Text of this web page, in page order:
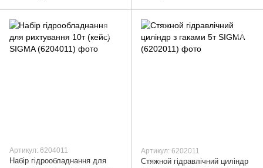
Артикул: 6204011
Набір гідрообладнання для
Артикул: 6202011
Стяжной гідравлічний циліндр